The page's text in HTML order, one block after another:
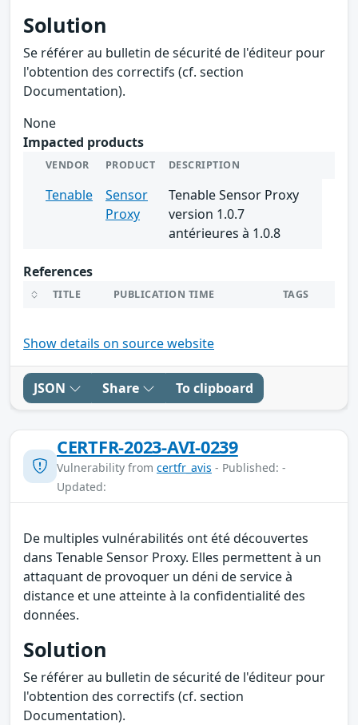
Solution
Se référer au bulletin de sécurité de l'éditeur pour
l'obtention des correctifs (cf. section
Documentation).
None
Impacted products
VENDOR PRODUCT DESCRIPTION
Tenable
Sensor
Proxy
Tenable Sensor Proxy
version 1.0.7
antérieures à 1.0.8
References
TITLE PUBLICATION TIME TAGS
Show details on source website
JSON Share To clipboard
CERTFR-2023-AVI-0239
Vulnerability from certfr_avis - Published: -
Updated:
De multiples vulnérabilités ont été découvertes
dans Tenable Sensor Proxy. Elles permettent à un
attaquant de provoquer un déni de service à
distance et une atteinte à la confidentialité des
données.
Solution
Se référer au bulletin de sécurité de l'éditeur pour
l'obtention des correctifs (cf. section
Documentation).